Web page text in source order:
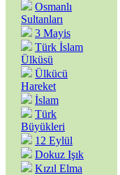
Osmanlı
Sultanları
3 Mayis
Türk İslam
Ülküsü
Ülkücü
Hareket
İslam
Türk
Büyükleri
12 Eylül
Dokuz Işık
Kızıl Elma